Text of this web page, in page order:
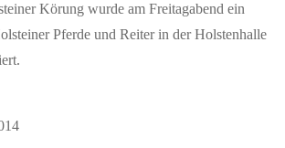
Körung wurde am Freitagabend ein
Pferde und Reiter in der Holstenhalle